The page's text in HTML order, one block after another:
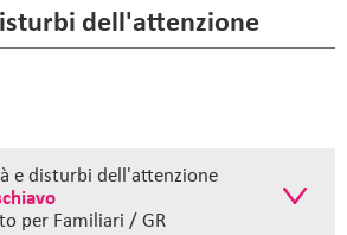
dell'attenzione
e disturbi dell'attenzione
per Familiari / GR